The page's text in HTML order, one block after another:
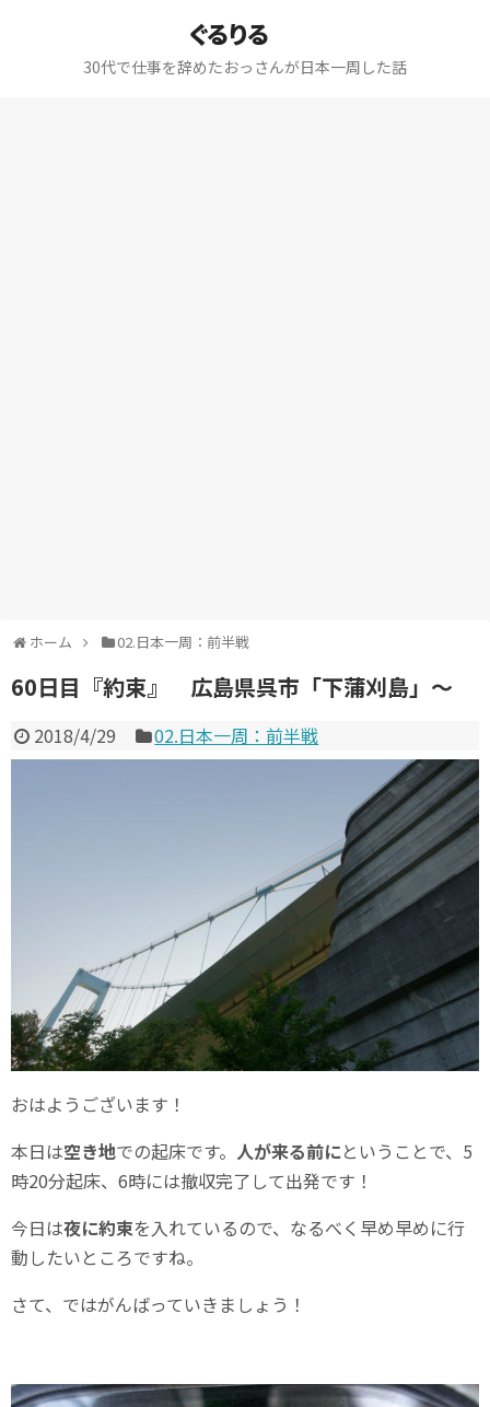
ぐるりる
30代で仕事を辞めたおっさんが日本一周した話
ホーム 02.日本一周：前半戦
60日目『約束』 広島県呉市「下蒲刈島」～
2018/4/29 02.日本一周：前半戦
おはようございます！
本日は空き地での起床です。 人が来る前にということで、5
時20分起床、6時には撤収完了して出発です！
今日は夜に約束を入れているので、なるべく早め早めに行
動したいところですね。
さて、ではがんばっていきましょう！